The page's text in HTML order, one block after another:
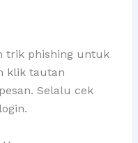
trik phishing untuk
klik tautan
Selalu cek